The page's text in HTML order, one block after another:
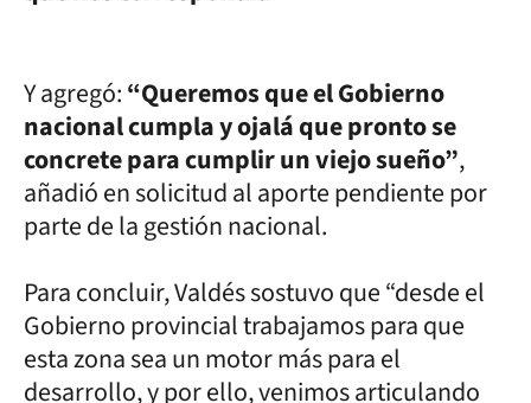
Y agregó:“Queremos que el Gobierno
nacional cumpla y ojalá que pronto se
concrete para cumplir un viejo sueño”,
añadió en solicitud al aporte pendiente por
parte de la gestión nacional.
Para concluir, Valdés sostuvo que “desde el
Gobierno provincial trabajamos para que
esta zona sea un motor más para el
desarrollo, y por ello, venimos articulando